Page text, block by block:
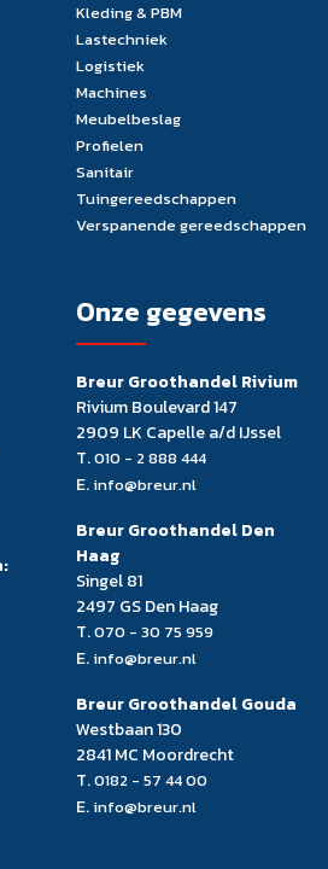
Kleding & PBM
Lastechniek
Logistiek
Machines
Meubelbeslag
Profielen
Sanitair
Tuingereedschappen
Verspanende gereedschappen
Onze gegevens
Breur Groothandel Rivium
Rivium Boulevard 147
2909 LK Capelle a/d IJssel
T.010 - 2 888 444
E. info@breur.nl
Breur Groothandel Den
Haag
Singel 81
2497 GS Den Haag
T.070 - 30 75 959
E. info@breur.nl
Breur Groothandel Gouda
Westbaan 130
2841 MC Moordrecht
T.0182 - 57 44 00
E. info@breur.nl